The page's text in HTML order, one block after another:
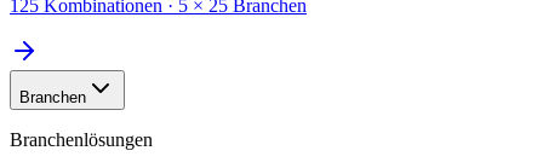
125 Kombinationen · 5 × 25 Branchen
Branchen
Branchenlösungen